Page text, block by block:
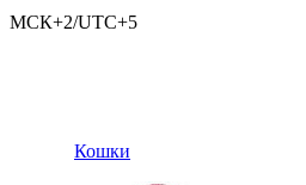
МСК+2/UTC+5
Кошки